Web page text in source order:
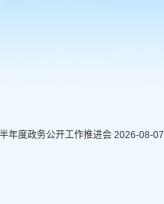
年度政务公开工作推进会 2026-08-07